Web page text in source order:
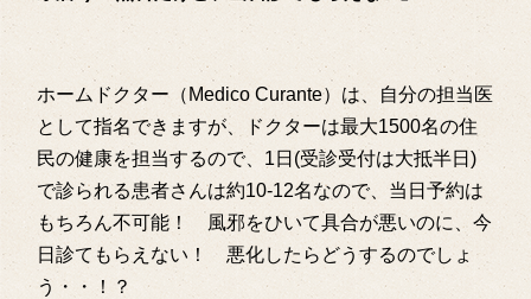
ホームドクター（Medico Curante）は、自分の担当医
として指名できますが、ドクターは最大1500名の住
民の健康を担当するので、1日(受診受付は大抵半日)
で診られる患者さんは約10-12名なので、当日予約は
もちろん不可能！ 風邪をひいて具合が悪いのに、今
日診てもらえない！ 悪化したらどうするのでしょ
う・・！？